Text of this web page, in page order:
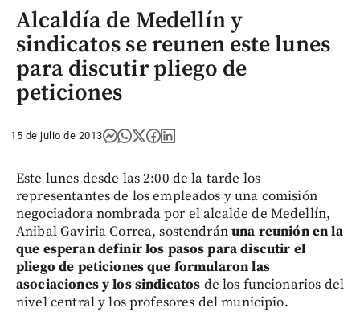
Alcaldía de Medellín y
sindicatos se reunen este lunes
para discutir pliego de
peticiones
15 de julio de 2013
Este lunes desde las 2:00 de la tarde los
representantes de los empleados y una comisión
negociadora nombrada por el alcalde de Medellín,
Anibal Gaviria Correa, sostendránuna reunión en la
que esperan definir los pasos para discutir el
pliego de peticiones que formularon las
asociaciones y los sindicatos de los funcionarios del
nivel central y los profesores del municipio.